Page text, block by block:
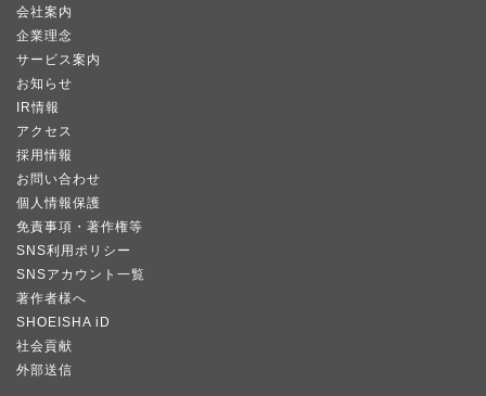
会社案内
企業理念
サービス案内
お知らせ
IR情報
アクセス
採用情報
お問い合わせ
個人情報保護
免責事項・著作権等
SNS利用ポリシー
SNSアカウント一覧
著作者様へ
SHOEISHA iD
社会貢献
外部送信